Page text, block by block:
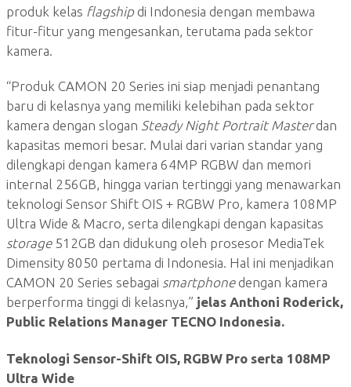
produk kelas flagshipdi Indonesia dengan membawa
fitur-fitur yang mengesankan, terutama pada sektor
kamera.
“Produk CAMON 20 Series ini siap menjadi penantang
baru di kelasnya yang memiliki kelebihan pada sektor
kamera dengan slogan Steady Night Portrait Masterdan
kapasitas memori besar. Mulai dari varian standar yang
dilengkapi dengan kamera 64MP RGBW dan memori
internal 256GB, hingga varian tertinggi yang menawarkan
teknologi Sensor Shift OIS + RGBW Pro, kamera 108MP
Ultra Wide & Macro, serta dilengkapi dengan kapasitas
storage 512GB dan didukung oleh prosesor MediaTek
Dimensity 8050 pertama di Indonesia. Hal ini menjadikan
CAMON 20 Series sebagai smartphonedengan kamera
berperforma tinggi di kelasnya,” jelas Anthoni Roderick,
Public Relations Manager TECNO Indonesia.
Teknologi Sensor-Shift OIS, RGBW Pro serta 108MP
Ultra Wide